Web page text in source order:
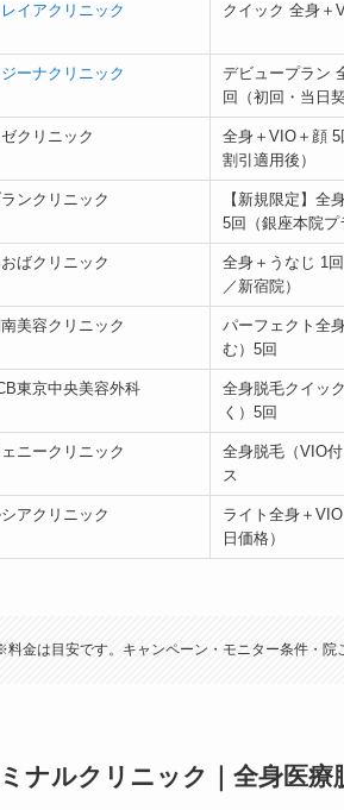
イアクリニック クイック 全身＋
ジーナクリニック
デビュープラン
回（初回・当日
ゼクリニック
全身＋VIO＋顔
割引適用後）
ンクリニック
【新規限定】全
5回（銀座本院プ
ばクリニック
全身＋うなじ 1
／新宿院）
美容クリニック
パーフェクト全
む）5回
東京中央美容外科
全身脱毛クイッ
く）5回
ニークリニック
全身脱毛（VIO
ス
アクリニック
ライト全身＋
日価格）
料金は目安です。キャンペーン・モニター条件・院
ナルクリニック｜全身医